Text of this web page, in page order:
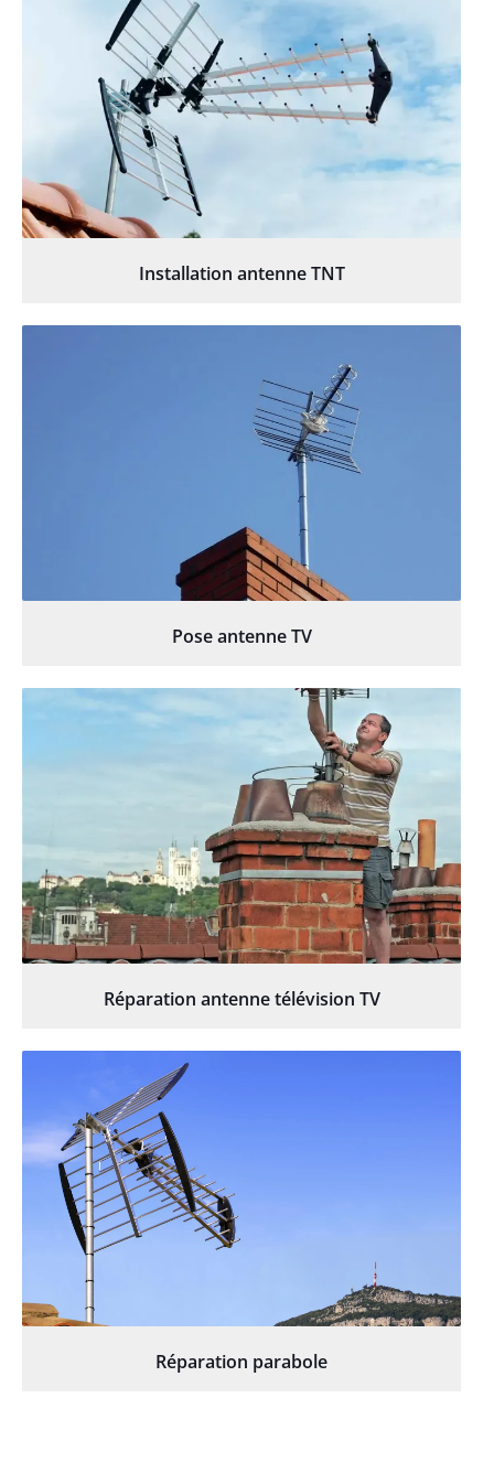
Installation antenne TNT
Pose antenne TV
Réparation antenne télévision TV
Réparation parabole